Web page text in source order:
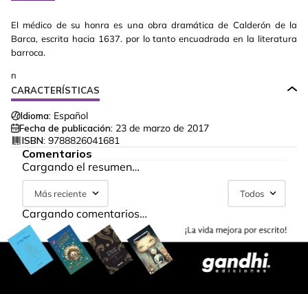
El médico de su honra es una obra dramática de Calderón de la
Barca, escrita hacia 1637. por lo tanto encuadrada en la literatura
barroca.
n
CARACTERÍSTICAS
Idioma: Español
Fecha de publicación: 23 de marzo de 2017
ISBN: 9788826041681
Comentarios
Cargando el resumen…
Más reciente Todos
Cargando comentarios…